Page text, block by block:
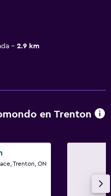
2.9 km
en Trenton
Trenton, ON